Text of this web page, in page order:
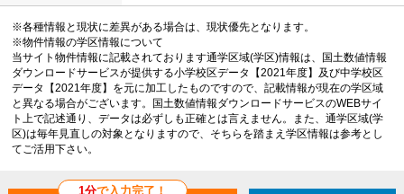
※各種情報と現状に差異がある場合は、現状優先となります。
※物件情報の学区情報について
当サイト物件情報に記載されております通学区域(学区)情報は、国土数値情報
ダウンロードサービスが提供する小学校区データ【2021年度】及び中学校区
データ【2021年度】を元に加工したものですので、記載情報が現在の学区域
と異なる場合がございます。国土数値情報ダウンロードサービスのWEBサイ
ト上で記述通り、データは必ずしも正確とは言えません。また、通学区域(学
区)は毎年見直しの対象となりますので、そちらを踏まえ学区情報は参考とし
てご活用下さい。
1分で入力完了！